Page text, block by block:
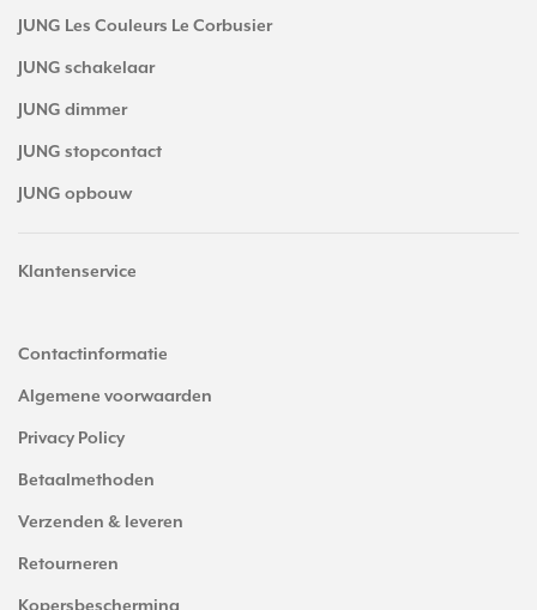
JUNG Les Couleurs Le Corbusier
JUNG schakelaar
JUNG dimmer
JUNG stopcontact
JUNG opbouw
Klantenservice
Contactinformatie
Algemene voorwaarden
Privacy Policy
Betaalmethoden
Verzenden & leveren
Retourneren